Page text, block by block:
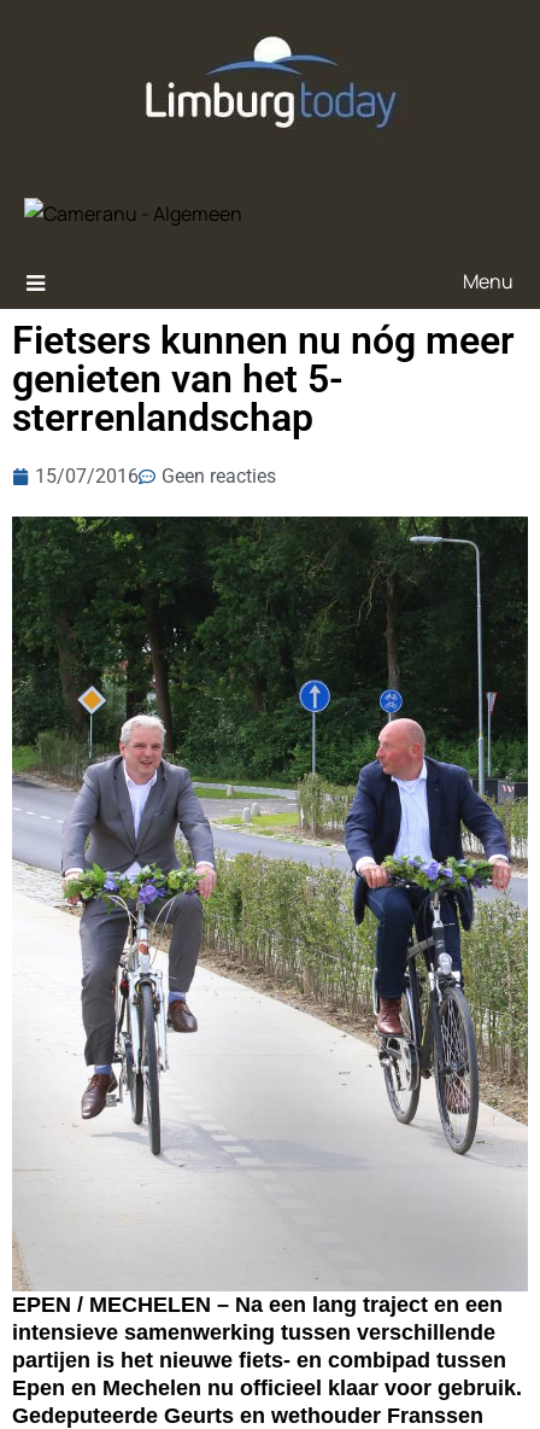
Menu
Fietsers kunnen nu nóg meer
genieten van het 5-
sterrenlandschap
15/07/2016 Geen reacties
EPEN / MECHELEN – Na een lang traject en een
intensieve samenwerking tussen verschillende
partijen is het nieuwe fiets- en combipad tussen
Epen en Mechelen nu officieel klaar voor gebruik.
Gedeputeerde Geurts en wethouder Franssen